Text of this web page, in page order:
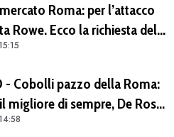
Roma: per l’attacco
Rowe. Ecco la richiesta del
- Cobolli pazzo della Roma:
migliore di sempre, De Rossi
centrocampista. È il club